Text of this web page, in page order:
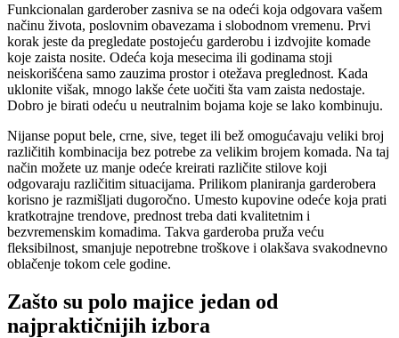
Funkcionalan garderober zasniva se na odeći koja odgovara vašem
načinu života, poslovnim obavezama i slobodnom vremenu. Prvi
korak jeste da pregledate postojeću garderobu i izdvojite komade
koje zaista nosite. Odeća koja mesecima ili godinama stoji
neiskorišćena samo zauzima prostor i otežava preglednost. Kada
uklonite višak, mnogo lakše ćete uočiti šta vam zaista nedostaje.
Dobro je birati odeću u neutralnim bojama koje se lako kombinuju.
Nijanse poput bele, crne, sive, teget ili bež omogućavaju veliki broj
različitih kombinacija bez potrebe za velikim brojem komada. Na taj
način možete uz manje odeće kreirati različite stilove koji
odgovaraju različitim situacijama. Prilikom planiranja garderobera
korisno je razmišljati dugoročno. Umesto kupovine odeće koja prati
kratkotrajne trendove, prednost treba dati kvalitetnim i
bezvremenskim komadima. Takva garderoba pruža veću
fleksibilnost, smanjuje nepotrebne troškove i olakšava svakodnevno
oblačenje tokom cele godine.
Zašto su polo majice jedan od
najpraktičnijih izbora